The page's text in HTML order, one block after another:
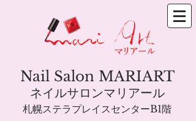
札幌ステラプレイスセンターB1階
Nail Salon MARIART
ネイルサロンマリアール